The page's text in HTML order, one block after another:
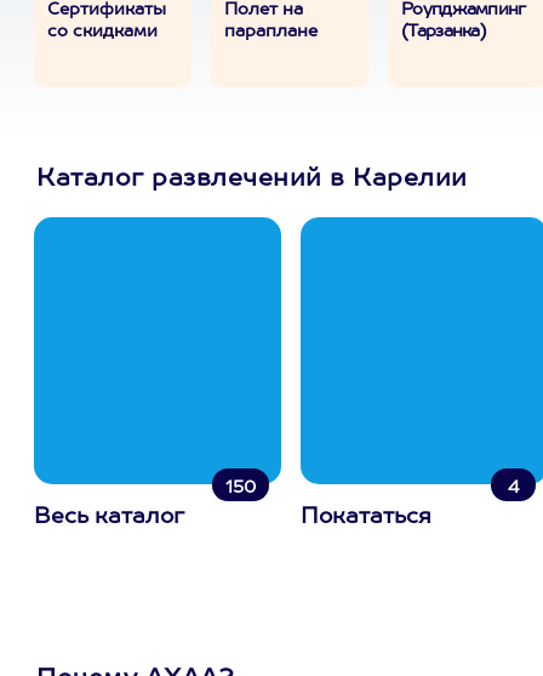
Сертификаты
со скидками
Полет на
параплане
Роупджампинг
(Тарзанка)
Каталог развлечений в Карелии
150
Весь каталог
4
Покататься